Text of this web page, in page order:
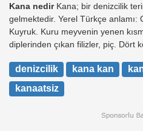
Kana nedirKana; bir denizcilik
gelmektedir. Yerel Türkçe anlamı:
Kuyruk. Kuru meyvenin yenen
diplerinden çıkan filizler, piç. Dört
denizcilik kana kan
kanaatsiz